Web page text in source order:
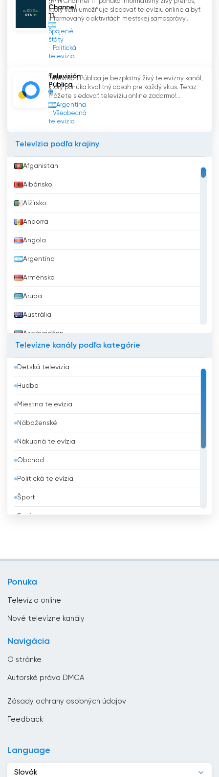
Channel
11
Spojené
štáty
Politická
televízia
„RTN Channel 11“ ponúka informatívny živý prenos,
ktorý vám umožňuje sledovať televíziu online a byť
informovaný o aktivitách mestskej samosprávy...
Televisión
Pública
Argentína
Všeobecná
televízia
Televisión Pública je bezplatný živý televízny kanál,
ktorý ponúka kvalitný obsah pre každý vkus. Teraz
môžete sledovať televíziu online zadarmo!...
Televízia podľa krajiny
Afganistan
Albánsko
Alžírsko
Andorra
Angola
Argentína
Arménsko
Aruba
Austrália
Azerbajdžan
Bangladéš
Barbados
Belgicko
Belize
Benin
Bhután
Bielorusko
Bolívia
Cyprus
Dánsko
Televízne kanály podľa kategórie
Detská televízia
Hudba
Miestna televízia
Náboženské
Nákupná televízia
Obchod
Politická televízia
Šport
Správy
Ponuka
Televízia online
Nové televízne kanály
Navigácia
O stránke
Autorské práva DMCA
Zásady ochrany osobných údajov
Feedback
Language
Slovák